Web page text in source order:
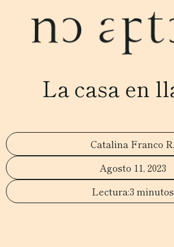
La casa en
Catalina Franco R.
Agosto 11, 2023
3 minutos